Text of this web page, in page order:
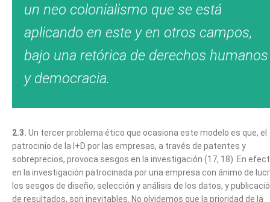
un neo colonialismo que se está
aplicando en este y en otros campos,
bajo una retórica de derechos humanos
y democracia.
2.3. Un tercer problema ético que ocasiona este modelo es que, el
patrocinio de la I+D por las empresas, a través de patentes y
sobreprecios, provoca sesgos en la investigación (17, 18). En
en la investigación patrocinada por una empresa con ánimo de
los sesgos de diseño, selección y análisis de los datos, y
de resultados, son inevitables. No olvidemos que la prioridad de la